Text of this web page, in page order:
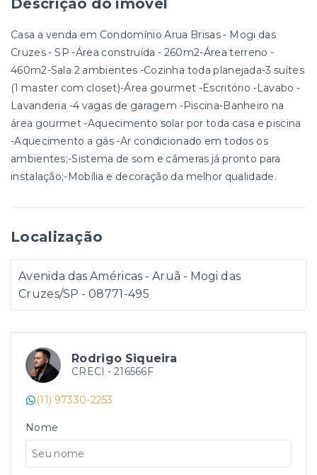
Rodrigo Siqueira
CRECI - 216566F
(11) 97330-2253
Nome
Descrição do imóvel
Casa a venda em Condomínio Arua Brisas - Mogi das
Cruzes - SP -Área construída - 260m2-Área terreno -
460m2-Sala 2 ambientes -Cozinha toda planejada-3 suítes
(1 master com closet)-Área gourmet -Escritório -Lavabo -
Lavanderia -4 vagas de garagem -Piscina-Banheiro na
área gourmet -Aquecimento solar por toda casa e piscina
-Aquecimento a gás -Ar condicionado em todos os
ambientes;-Sistema de som e câmeras já pronto para
instalação;-Mobília e decoração da melhor qualidade.
Localização
Avenida das Américas - Aruã - Mogi das
Cruzes/SP - 08771-495